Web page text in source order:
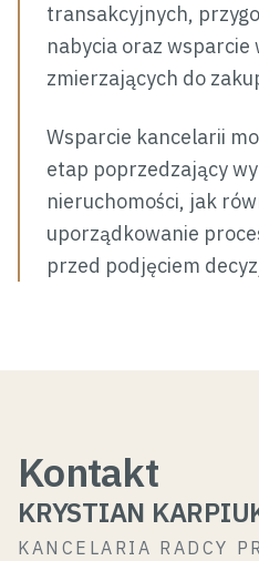
transakcyjnych,
nabycia oraz
zmierzających do
Wsparcie kancelarii
etap poprzedzający
nieruchomości, jak
uporządkowanie
przed podjęciem
Kontakt
KRYSTIAN
KANCELARIA RADCY